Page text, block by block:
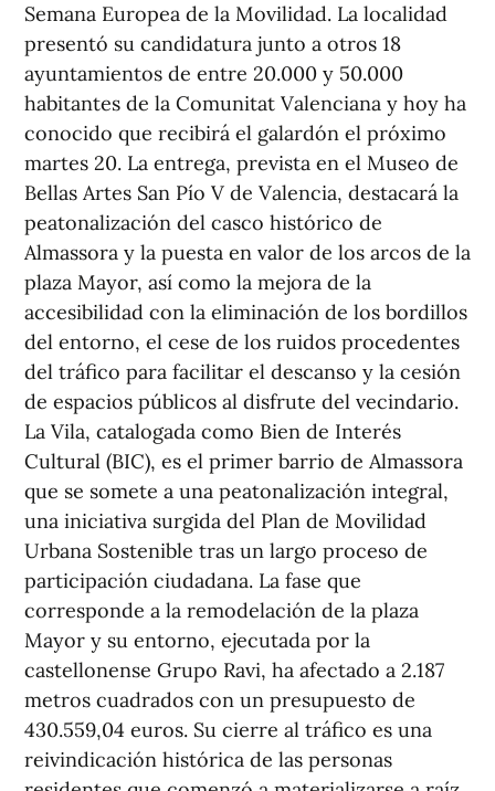
Semana Europea de la Movilidad. La localidad
presentó su candidatura junto a otros 18
ayuntamientos de entre 20.000 y 50.000
habitantes de la Comunitat Valenciana y hoy ha
conocido que recibirá el galardón el próximo
martes 20. La entrega, prevista en el Museo de
Bellas Artes San Pío V de Valencia, destacará la
peatonalización del casco histórico de
Almassora y la puesta en valor de los arcos de la
plaza Mayor, así como la mejora de la
accesibilidad con la eliminación de los bordillos
del entorno, el cese de los ruidos procedentes
del tráfico para facilitar el descanso y la cesión
de espacios públicos al disfrute del vecindario.
La Vila, catalogada como Bien de Interés
Cultural (BIC), es el primer barrio de Almassora
que se somete a una peatonalización integral,
una iniciativa surgida del Plan de Movilidad
Urbana Sostenible tras un largo proceso de
participación ciudadana. La fase que
corresponde a la remodelación de la plaza
Mayor y su entorno, ejecutada por la
castellonense Grupo Ravi, ha afectado a 2.187
metros cuadrados con un presupuesto de
430.559,04 euros. Su cierre al tráfico es una
reivindicación histórica de las personas